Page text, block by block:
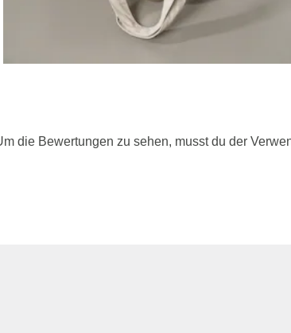
die Bewertungen zu sehen, musst du der